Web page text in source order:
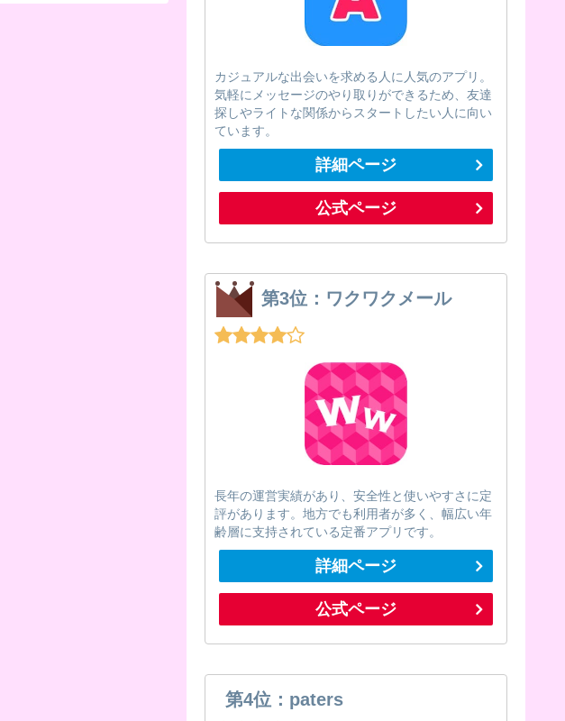
カジュアルな出会いを求める人に人気のアプリ。
気軽にメッセージのやり取りができるため、友達
探しやライトな関係からスタートしたい人に向い
ています。
詳細ページ
公式ページ
第3位：ワクワクメール
長年の運営実績があり、安全性と使いやすさに定
評があります。地方でも利用者が多く、幅広い年
齢層に支持されている定番アプリです。
詳細ページ
公式ページ
第4位：paters